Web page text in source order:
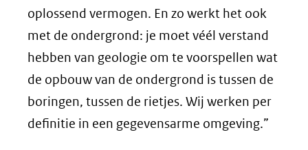
oplossend vermogen. En zo werkt het ook
met de ondergrond: je moet véél verstand
hebben van geologie om te voorspellen wat
de opbouw van de ondergrond is tussen de
boringen, tussen de rietjes. Wij werken per
definitie in een gegevensarme omgeving.”